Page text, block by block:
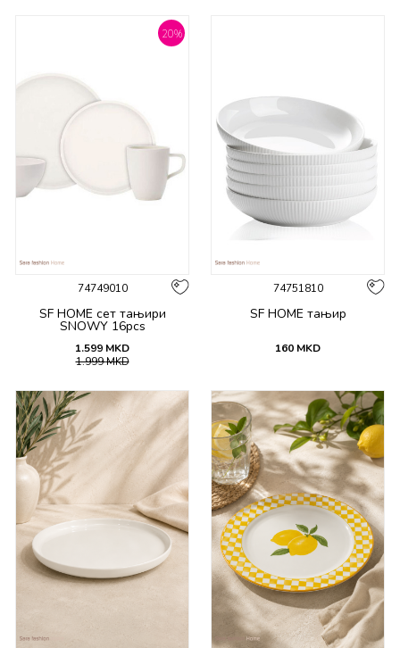
20%
74749010
SF HOME сет тањири
SNOWY 16pcs
1.599 MKD
1.999MKD
74751810
SF HOME тањир
160 MKD